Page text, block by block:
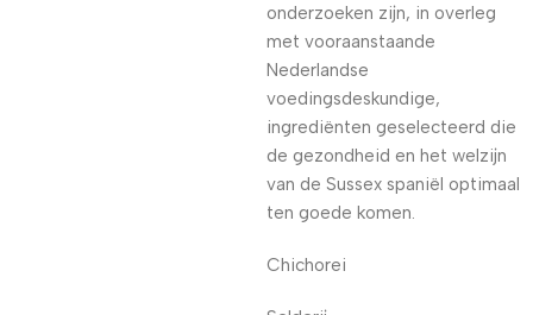
onderzoeken zijn, in overleg
met vooraanstaande
Nederlandse
voedingsdeskundige,
ingrediënten geselecteerd die
de gezondheid en het welzijn
van de Sussex spaniël optimaal
ten goede komen.
Chichorei